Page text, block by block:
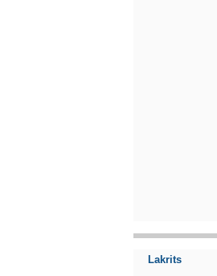
Lakrits